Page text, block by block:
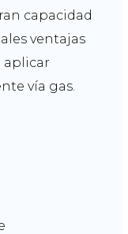
capacidad
ventajas
aplicar
vía gas.